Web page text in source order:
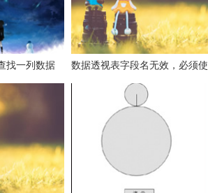
找一列数据
数据透视表字段名无效，必须使
用组合为带有标志列列表的数